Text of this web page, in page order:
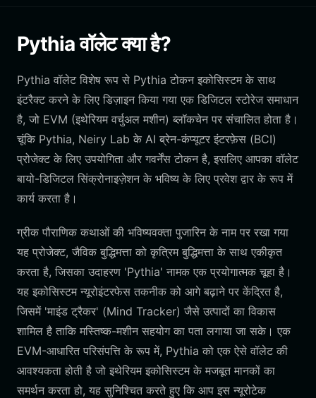
Pythia वॉलेट क्या है?
Pythia वॉलेट विशेष रूप से Pythia टोकन इकोसिस्टम के साथ
इंटरैक्ट करने के लिए डिज़ाइन किया गया एक डिजिटल स्टोरेज समाधान
है, जो EVM (इथेरियम वर्चुअल मशीन) ब्लॉकचेन पर संचालित होता है।
चूंकि Pythia, Neiry Lab के AI ब्रेन-कंप्यूटर इंटरफ़ेस (BCI)
प्रोजेक्ट के लिए उपयोगिता और गवर्नेंस टोकन है, इसलिए आपका वॉलेट
बायो-डिजिटल सिंक्रोनाइज़ेशन के भविष्य के लिए प्रवेश द्वार के रूप में
कार्य करता है।
ग्रीक पौराणिक कथाओं की भविष्यवक्ता पुजारिन के नाम पर रखा गया
यह प्रोजेक्ट, जैविक बुद्धिमत्ता को कृत्रिम बुद्धिमत्ता के साथ एकीकृत
करता है, जिसका उदाहरण 'Pythia' नामक एक प्रयोगात्मक चूहा है।
यह इकोसिस्टम न्यूरोइंटरफेस तकनीक को आगे बढ़ाने पर केंद्रित है,
जिसमें 'माइंड ट्रैकर' (Mind Tracker) जैसे उत्पादों का विकास
शामिल है ताकि मस्तिष्क-मशीन सहयोग का पता लगाया जा सके। एक
EVM-आधारित परिसंपत्ति के रूप में, Pythia को एक ऐसे वॉलेट की
आवश्यकता होती है जो इथेरियम इकोसिस्टम के मजबूत मानकों का
समर्थन करता हो, यह सुनिश्चित करते हुए कि आप इस न्यूरोटेक